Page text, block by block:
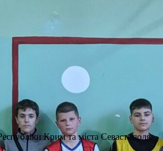
Крим таміста Севастополя.